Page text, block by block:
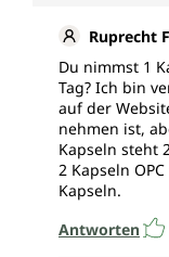
Ruprecht
Du nimmst 1
Tag? Ich bin
auf der
nehmen ist,
Kapseln steht
2 Kapseln
Kapseln.
Antworten